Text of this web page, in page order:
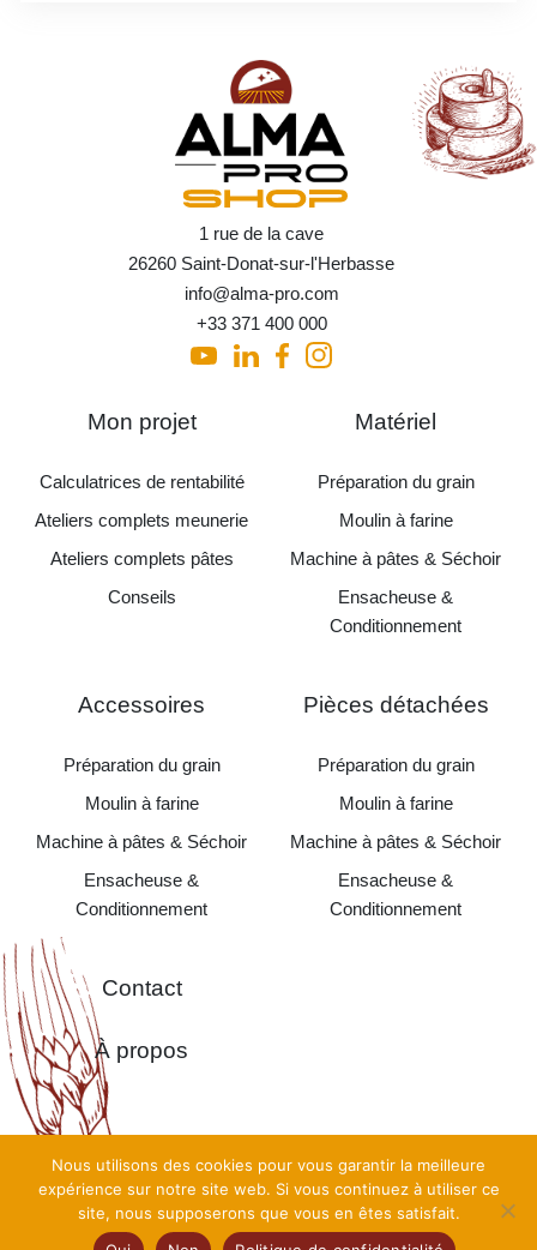
1 rue de la cave
26260 Saint-Donat-sur-l'Herbasse
info@alma-pro.com
+33 371 400 000
Mon projet
Calculatrices de rentabilité
Ateliers complets meunerie
Ateliers complets pâtes
Conseils
Matériel
Préparation du grain
Moulin à farine
Machine à pâtes & Séchoir
Ensacheuse &
Conditionnement
Accessoires
Préparation du grain
Moulin à farine
Machine à pâtes & Séchoir
Ensacheuse &
Conditionnement
Pièces détachées
Préparation du grain
Moulin à farine
Machine à pâtes & Séchoir
Ensacheuse &
Conditionnement
Contact
À propos
Copyright©Moulins Alma Pro 2026 •CréationTooEasy•
Mentions Légales• Politique de confidentialité•CGV•Plan
du Site
Nous utilisons des cookies pour vous garantir la meilleure
expérience sur notre site web. Si vous continuez à utiliser ce
site, nous supposerons que vous en êtes satisfait.